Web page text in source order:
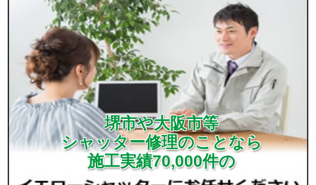
堺市や大阪市等
シャッター修理のことなら
施工実績70,000件の